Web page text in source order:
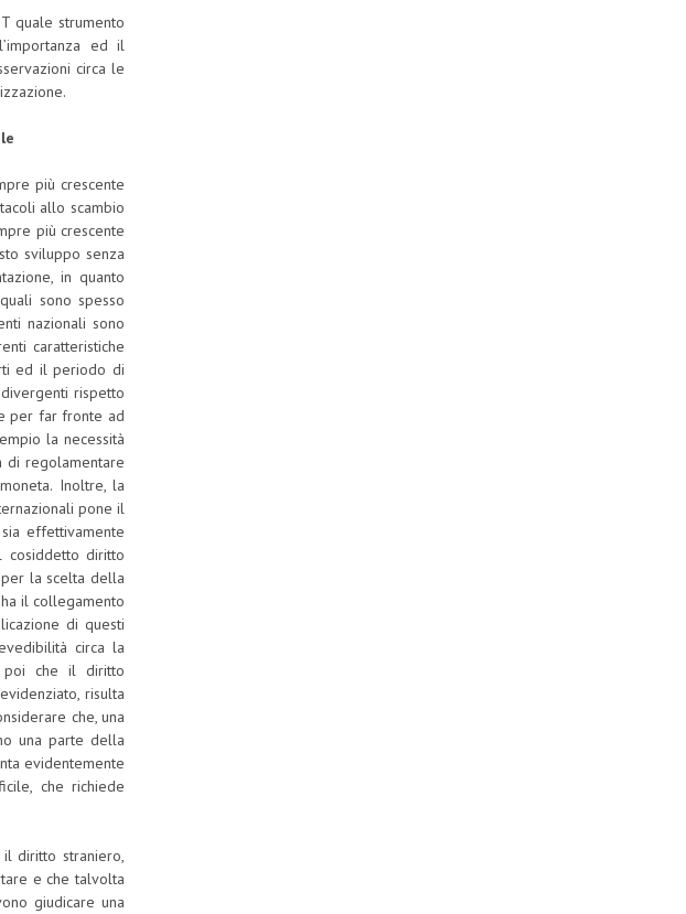
quale strumento
ed il
circa le
più crescente
allo scambio
più crescente
sviluppo senza
in quanto
sono spesso
nazionali sono
caratteristiche
ed il periodo di
rispetto
per far fronte ad
la necessità
di regolamentare
Inoltre, la
pone il
effettivamente
cosiddetto diritto
la scelta della
il collegamento
di questi
circa la
poi che il diritto
risulta
che, una
una parte della
evidentemente
che richiede
diritto straniero,
e che talvolta
giudicare una